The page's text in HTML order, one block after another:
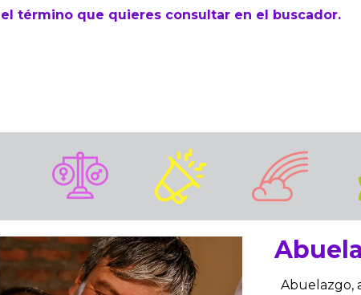
el término que quieres consultar en el buscador.
Abuelazgo,